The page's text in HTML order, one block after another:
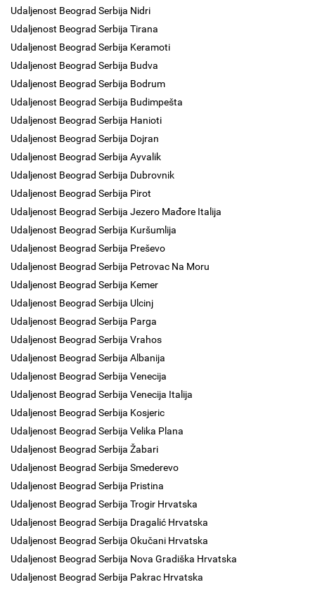
Udaljenost Beograd Serbija Nidri
Udaljenost Beograd Serbija Tirana
Udaljenost Beograd Serbija Keramoti
Udaljenost Beograd Serbija Budva
Udaljenost Beograd Serbija Bodrum
Udaljenost Beograd Serbija Budimpešta
Udaljenost Beograd Serbija Hanioti
Udaljenost Beograd Serbija Dojran
Udaljenost Beograd Serbija Ayvalik
Udaljenost Beograd Serbija Dubrovnik
Udaljenost Beograd Serbija Pirot
Udaljenost Beograd Serbija Jezero Mađore Italija
Udaljenost Beograd Serbija Kuršumlija
Udaljenost Beograd Serbija Preševo
Udaljenost Beograd Serbija Petrovac Na Moru
Udaljenost Beograd Serbija Kemer
Udaljenost Beograd Serbija Ulcinj
Udaljenost Beograd Serbija Parga
Udaljenost Beograd Serbija Vrahos
Udaljenost Beograd Serbija Albanija
Udaljenost Beograd Serbija Venecija
Udaljenost Beograd Serbija Venecija Italija
Udaljenost Beograd Serbija Kosjeric
Udaljenost Beograd Serbija Velika Plana
Udaljenost Beograd Serbija Žabari
Udaljenost Beograd Serbija Smederevo
Udaljenost Beograd Serbija Pristina
Udaljenost Beograd Serbija Trogir Hrvatska
Udaljenost Beograd Serbija Dragalić Hrvatska
Udaljenost Beograd Serbija Okučani Hrvatska
Udaljenost Beograd Serbija Nova Gradiška Hrvatska
Udaljenost Beograd Serbija Pakrac Hrvatska